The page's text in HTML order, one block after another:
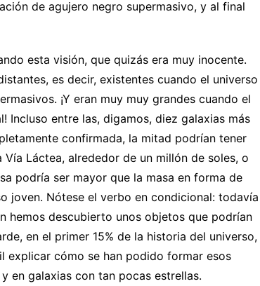
de agujero negro supermasivo, y al final
esta visión, que quizás era muy inocente.
es decir, existentes cuando el universo
¡Y eran muy muy grandes cuando el
Incluso entre las, digamos, diez galaxias más
confirmada, la mitad podrían tener
Láctea, alrededor de un millón de soles, o
podría ser mayor que la masa en forma de
joven. Nótese el verbo en condicional: todavía
hemos descubierto unos objetos que podrían
en el primer 15% de la historia del universo,
explicar cómo se han podido formar esos
en galaxias con tan pocas estrellas.